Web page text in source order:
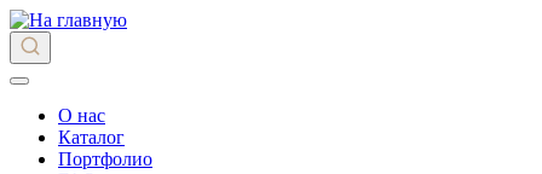
О нас
Каталог
Портфолио